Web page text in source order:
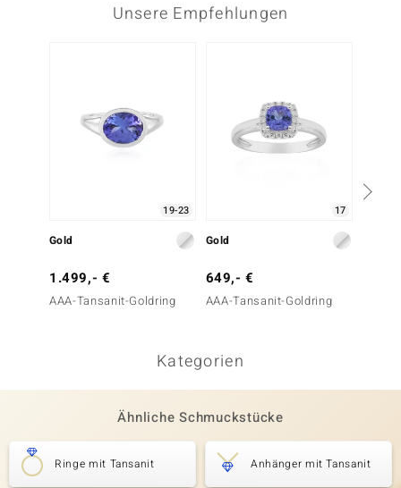
Unsere Empfehlungen
19-23
Gold
1.499,- €
AAA-Tansanit-Goldring
17
Gold
649,- €
AAA-Tansanit-Goldring
Kategorien
Ähnliche Schmuckstücke
Ringe mit Tansanit Anhänger mit Tansanit